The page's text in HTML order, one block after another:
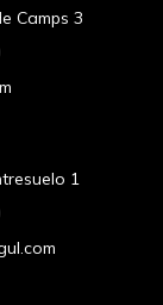
Camps 3
1